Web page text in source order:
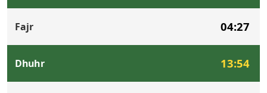
Fajr 04:27
Dhuhr 13:54